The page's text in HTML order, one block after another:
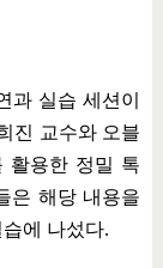
과 실습 세션이
진 교수와 오블
활용한 정밀 톡
은 해당 내용을
에 나섰다.